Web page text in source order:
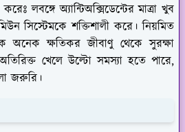
করেঃ লবঙ্গে অ্যান্টিঅক্সিডেন্টের মাত্রা খুব
সিস্টেমকে শক্তিশালী করে। নিয়মিত
অনেক ক্ষতিকর জীবাণু থেকে সুরক্ষা
খেলে উল্টো সমস্যা হতে পারে,
জরুরি।